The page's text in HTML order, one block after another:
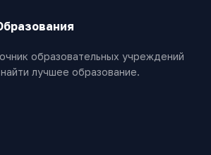
образовательных учреждений
лучшее образование.